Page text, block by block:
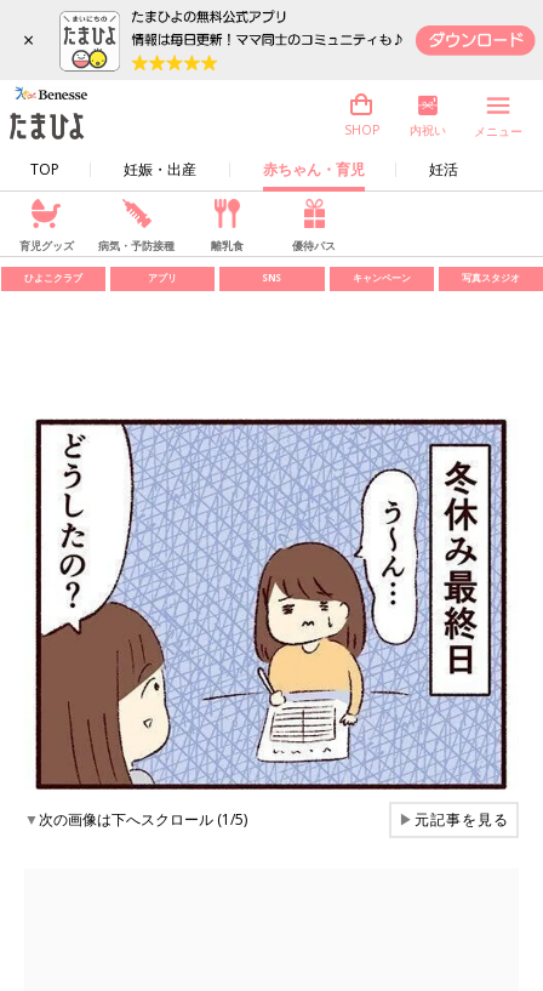
×
TOP 妊娠・出産 赤ちゃん・育児 妊活
SHOP 内祝い メニュー
育児グッズ 病気・予防接種 離乳食 優待パス
ひよこクラブ アプリ SNS キャンペーン 写真スタジオ
▼次の画像は下へスクロール (1/5) ▶元記事を見る